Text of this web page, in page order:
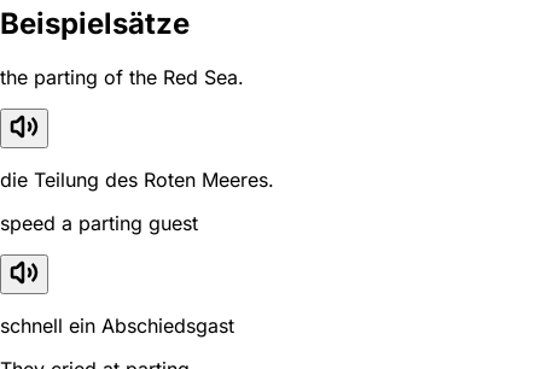
Beispielsätze
the parting of the Red Sea.
die Teilung des Roten Meeres.
speed a parting guest
schnell ein Abschiedsgast